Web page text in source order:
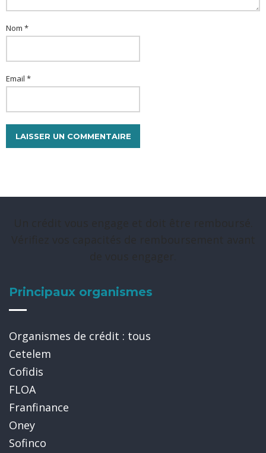
Nom *
Email *
Principaux organismes
Organismes de crédit : tous
Cetelem
Cofidis
FLOA
Franfinance
Oney
Sofinco